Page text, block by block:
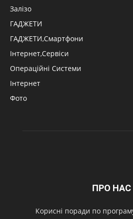
Залізо
ГАДЖЕТИ
ГАДЖЕТИ,Смартфони
Інтернет,Сервіси
Операційні Системи
Інтернет
Фото
ПРО НАС
Корисні поради по